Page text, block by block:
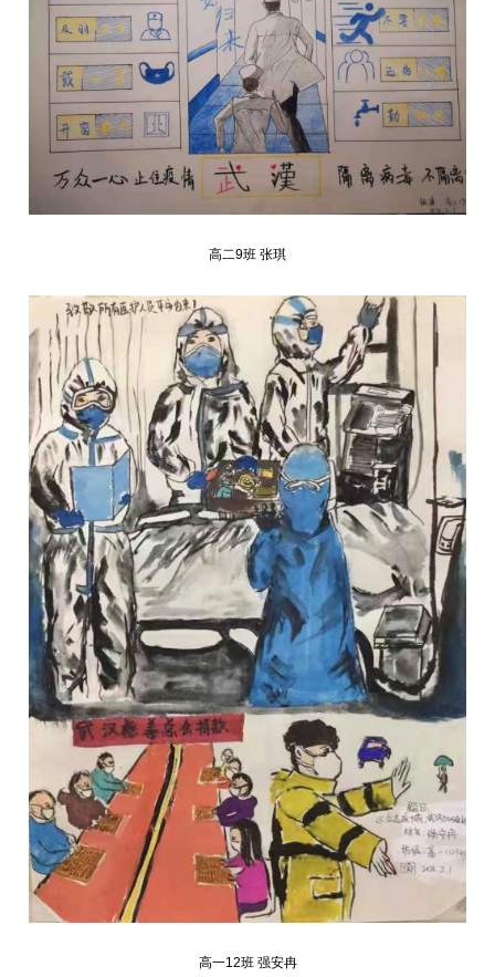
高二9班 张琪
高一12班 强安冉